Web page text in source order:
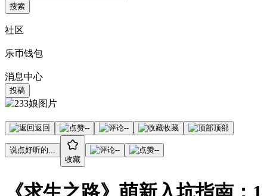
搜索
社区
乐币钱包
消息中心
投稿
返回 -- -- 收藏 顶部
说点好听的...
收藏
-- --